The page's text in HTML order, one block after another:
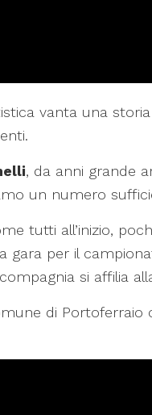
vanta una
, da anni grande
un numero
tutti all’inizio,
per il
si affilia
di